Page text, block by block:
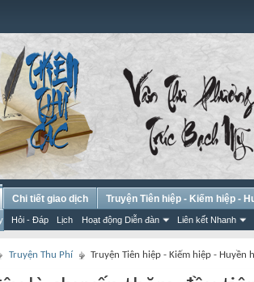
Hỏi - Đáp Lịch Hoạt động Diễn đàn Liên kết Nhanh
Chi tiết giao dịch
Truyện Tiên hiệp - Kiếm hiệp -
Truyện Thu Phí Truyện Tiên hiệp - Kiếm hiệp - Huyền